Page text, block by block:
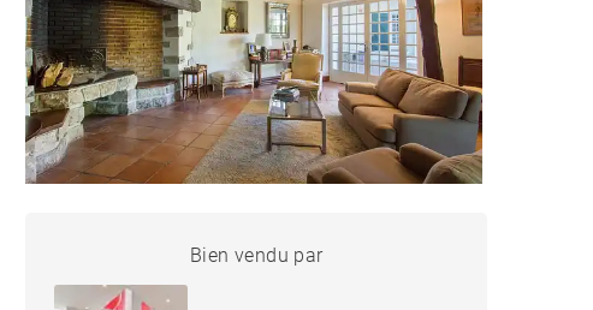
MAISON BIARRITZ - 240 M²
Bien vendu par